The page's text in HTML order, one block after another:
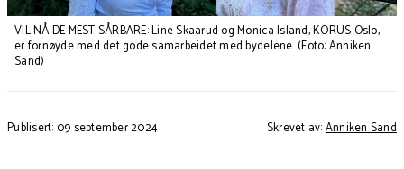
VIL NÅ DE MEST SÅRBARE: Line Skaarud og Monica Island, KORUS Oslo,
er fornøyde med det gode samarbeidet med bydelene. (Foto: Anniken
Sand)
Publisert: 09 september 2024 Skrevet av:Anniken Sand